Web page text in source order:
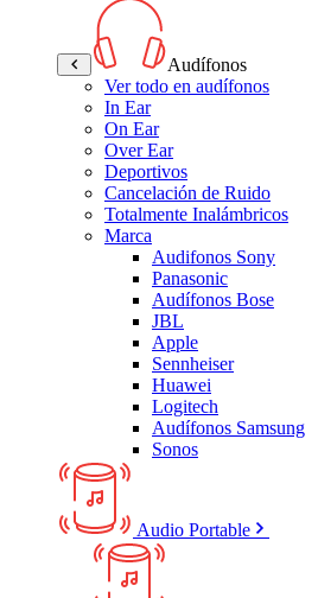
Audífonos
Ver todo en audífonos
In Ear
On Ear
Over Ear
Deportivos
Cancelación de Ruido
Totalmente Inalámbricos
Marca
Audifonos Sony
Panasonic
Audífonos Bose
JBL
Apple
Sennheiser
Huawei
Logitech
Audífonos Samsung
Sonos
Audio Portable